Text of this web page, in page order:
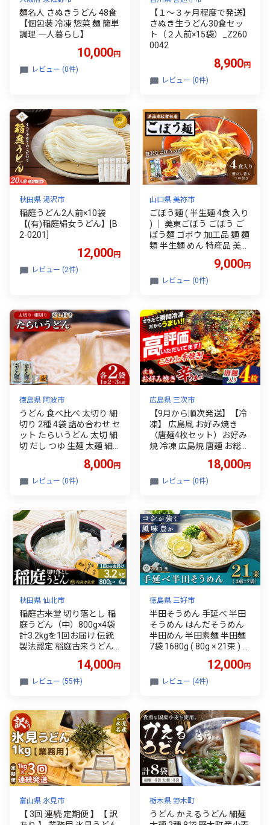
麺名人 さぬきうどん 48食
【個包装 冷凍 惣菜 麺 簡単
調理 一人暮らし】
10,000円
レビュー (0件)
【１～３ヶ月程度で発送】
さぬき生うどん30食セッ
ト（２人前×15袋）_Z260
0042
8,900円
レビュー (0件)
秋田県 湯沢市
稲庭うどん2人前×10袋
【(有)稲庭絹女うどん】[B
2-0201]
12,000円
レビュー (2件)
山口県 美祢市
ごぼう麺 ( 半生麺 4食 入り
) ｜ 美東ごぼう ごぼう ご
ぼう麺 ゴボウ 加工品 麺 麺
類 半生麺 めん 特産品 美祢
9,000円
レビュー (0件)
徳島県 阿波市
うどん 食べ比べ 太切り 細
切り 2種 4袋 詰め合わせ セ
ット たらいうどん 太切 細
切 だし つゆ 生麺 太麺 細
ん 《秘密のケンミンSHO
Wでも話題!!》 徳島県 阿波
8,000円
レビュー (0件)
広島県 三次市
【9月から順次発送】【冷
凍】 広島風 お好み焼き
（唐麺4枚セット）お好み
焼 冷凍 広島焼 唐麺 お総菜
り寄せ グルメ 夜食 おやつ
軽食 夜ごはん 晩ごはん 仕
時短 B級グルメ ご当地 広
島の味 惣菜 麺類 三次市 /
お好み焼 いまちゃん [APA
K013-09]
18,000円
レビュー (0件)
秋田県 仙北市
稲庭古来堂 切り落とし 稲
庭うどん（中）800g×4袋
計3.2kgを1回お届け 伝統
製法認定 稲庭古来うどん
添加 防災 災害 備蓄 ローリ
ングストック ご当地 お取
14,000円
レビュー (55件)
徳島県 三好市
半田そうめん 手延べ 半田
そうめん はんだそうめん
半田めん 半田素麺 半田麺
7袋 1680g ( 80g × 21束 ) イ
物 お中元 お歳暮 年末年始
ギフト 贈答 プレゼント 乾
川生薬
12,000円
レビュー (4件)
富山県 氷見市
【 3回 連続 定期便 】【 訳
栃木県 野木町
うどん かえるうどん 細麺